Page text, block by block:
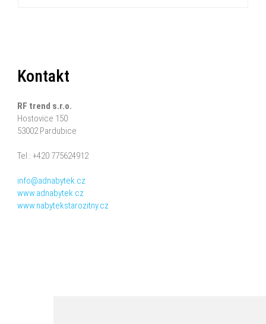
Kontakt
RF trend s.r.o.
Hostovice 150
53002 Pardubice
Tel.: +420 775624912
info@adnabytek.cz
www.adnabytek.cz
www.nabytekstarozitny.cz